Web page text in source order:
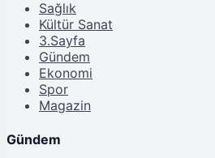
Sağlık
Kültür Sanat
3.Sayfa
Gündem
Ekonomi
Spor
Magazin
Gündem